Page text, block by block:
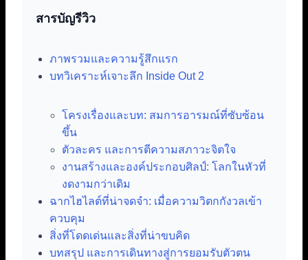
สารบัญรีวิว
ภาพรวมและความรู้สึกแรก
บทวิเคราะห์เจาะลึก Inside Out 2
โครงเรื่องและบท: สมการอารมณ์ที่ซับซ้อน
ขึ้น
ตัวละคร และการตีความสภาวะจิตใจ
งานสร้างและองค์ประกอบศิลป์: โลกในหัวที่
งดงามกว่าเดิม
ฉากไฮไลต์ที่น่าจดจำ: เมื่อความวิตกกังวลเข้า
ควบคุม
สิ่งที่โดดเด่นและสิ่งที่น่าขบคิด
บทสรุป และการเดินทางสู่การยอมรับตัวตน